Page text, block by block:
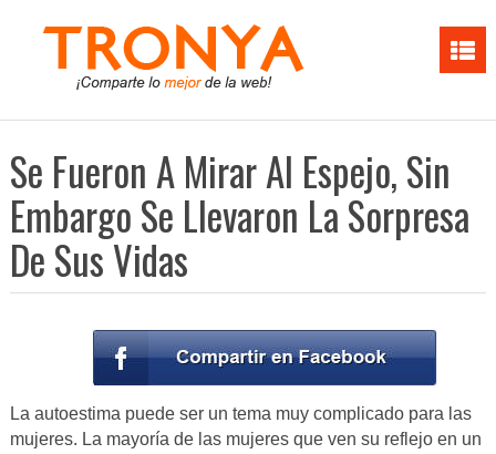
Se Fueron A Mirar Al Espejo, Sin
Embargo Se Llevaron La Sorpresa
De Sus Vidas
La autoestima puede ser un tema muy complicado para las
mujeres. La mayoría de las mujeres que ven su reflejo en un